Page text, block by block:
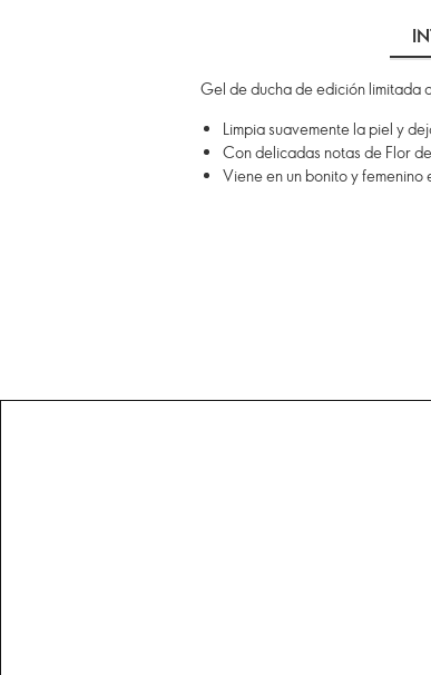
Gel de ducha de edición limitada
Limpia suavemente la piel y
Con delicadas notas de Flor
Viene en un bonito y femenino